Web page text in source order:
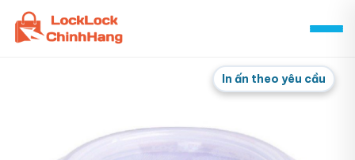
Skip
content
In ấn theo yêu cầu